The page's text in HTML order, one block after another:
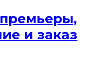
и заказ